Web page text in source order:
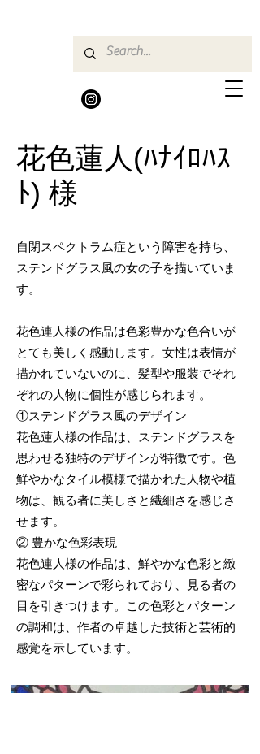
花色蓮人(ﾊﾅｲﾛﾊｽ
ﾄ) 様
自閉スペクトラム症という障害を持ち、
ステンドグラス風の女の子を描いていま
す。
花色連人様の作品は色彩豊かな色合いが
とても美しく感動します。女性は表情が
描かれていないのに、髪型や服装でそれ
ぞれの人物に個性が感じられます。
①ステンドグラス風のデザイン
花色蓮人様の作品は、ステンドグラスを
思わせる独特のデザインが特徴です。色
鮮やかなタイル模様で描かれた人物や植
物は、観る者に美しさと繊細さを感じさ
せます。
② 豊かな色彩表現
花色連人様の作品は、鮮やかな色彩と緻
密なパターンで彩られており、見る者の
目を引きつけます。この色彩とパターン
の調和は、作者の卓越した技術と芸術的
感覚を示しています。